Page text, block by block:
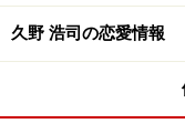
久野 浩司の恋愛情報